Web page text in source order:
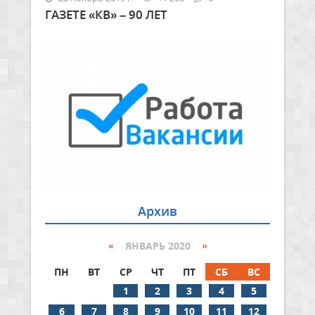
ГАЗЕТЕ «КВ» – 90 ЛЕТ
Архив
« ЯНВАРЬ 2020 »
ПН
ВТ СР ЧТ ПТ СБ
ВС
1
2 3 4
5
6
7 8 9 10 11 12